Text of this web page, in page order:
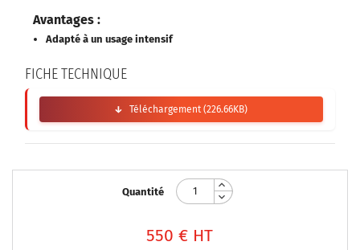
Avantages :
Adapté à un usage intensif
FICHE TECHNIQUE
Téléchargement (226.66KB)
Quantité
550 € HT